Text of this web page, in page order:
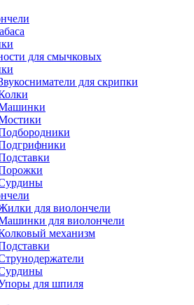
для смычковых
для скрипки
для виолончели
для виолончели
механизм
для шпиля